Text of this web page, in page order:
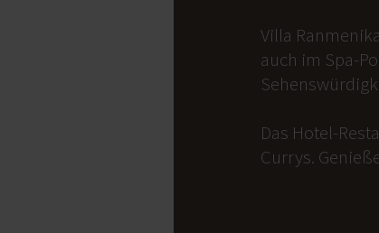
Villa
auch im Spa-
Das Hotel-
Currys.